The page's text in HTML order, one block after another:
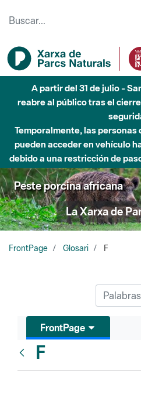
A partir del 31 de julio -
reabre al público tras el
Temporalmente, las
pueden acceder en vehículo
debido a una restricción de
Peste porcina africana
La Xarxa de
FrontPage Glosari F
FrontPage
F